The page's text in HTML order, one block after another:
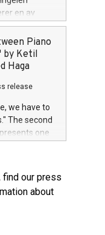
en av
er en sjelfull
piano og
mellom
Piano
by Ketil
Haga
release
we have to
The second
one
piano and
space
as important
find our press
about